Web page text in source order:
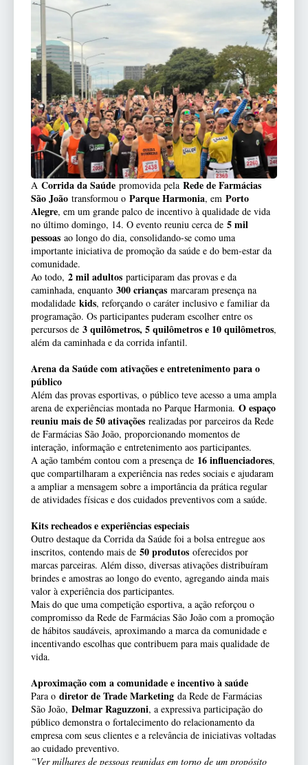
A Corrida da Saúde promovida pela Rede de Farmácias
São João transformou o Parque Harmonia, em Porto
Alegre, em um grande palco de incentivo à qualidade de vida
no último domingo, 14. O evento reuniu cerca de 5 mil
pessoas ao longo do dia, consolidando-se como uma
importante iniciativa de promoção da saúde e do bem-estar da
comunidade.
Ao todo, 2 mil adultos participaram das provas e da
caminhada, enquanto 300 crianças marcaram presença na
modalidade kids, reforçando o caráter inclusivo e familiar da
programação. Os participantes puderam escolher entre os
percursos de 3 quilômetros, 5 quilômetros e 10 quilômetros,
além da caminhada e da corrida infantil.
Arena da Saúde com ativações e entretenimento para o
público
Além das provas esportivas, o público teve acesso a uma ampla
arena de experiências montada no Parque Harmonia. O espaço
reuniu mais de 50 ativações realizadas por parceiros da Rede
de Farmácias São João, proporcionando momentos de
interação, informação e entretenimento aos participantes.
A ação também contou com a presença de 16 influenciadores,
que compartilharam a experiência nas redes sociais e ajudaram
a ampliar a mensagem sobre a importância da prática regular
de atividades físicas e dos cuidados preventivos com a saúde.
Kits recheados e experiências especiais
Outro destaque da Corrida da Saúde foi a bolsa entregue aos
inscritos, contendo mais de 50 produtos oferecidos por
marcas parceiras. Além disso, diversas ativações distribuíram
brindes e amostras ao longo do evento, agregando ainda mais
valor à experiência dos participantes.
Mais do que uma competição esportiva, a ação reforçou o
compromisso da Rede de Farmácias São João com a promoção
de hábitos saudáveis, aproximando a marca da comunidade e
incentivando escolhas que contribuem para mais qualidade de
vida.
Aproximação com a comunidade e incentivo à saúde
Para o diretor de Trade Marketing da Rede de Farmácias
São João, Delmar Raguzzoni, a expressiva participação do
público demonstra o fortalecimento do relacionamento da
empresa com seus clientes e a relevância de iniciativas voltadas
ao cuidado preventivo.
“Ver milhares de pessoas reunidas em torno de um propósito